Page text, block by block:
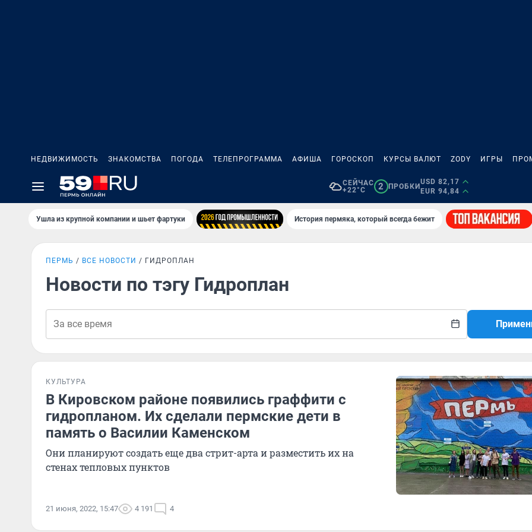
НЕДВИЖИМОСТЬ ЗНАКОМСТВА ПОГОДА ТЕЛЕПРОГРАММА АФИША ГОРОСКОП КУРСЫ ВАЛЮТ ZODY ИГРЫ
СЕЙЧАС
+22°C
2 ПРОБКИ
USD 82,17
EUR 94,84
Ушла из крупной компании и шьет фартуки История пермяка, который всегда бежит
ПЕРМЬ ВСЕ НОВОСТИ ГИДРОПЛАН
Новости по тэгу Гидроплан
КУЛЬТУРА
В Кировском районе появились граффити с
гидропланом. Их сделали пермские дети в
память о Василии Каменском
Они планируют создать еще два стрит-арта и разместить их на
стенах тепловых пунктов
21 июня, 2022, 15:47 4 191 4